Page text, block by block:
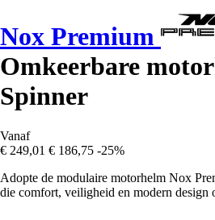
Nox Premium
Omkeerbare
Spinner
Vanaf
€ 249,01 € 186,75 -25%
Adopte de modulaire motorhelm Nox
die comfort, veiligheid en modern design